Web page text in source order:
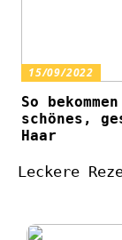
15/09/2022
So
schönes,
Haar
Leckere